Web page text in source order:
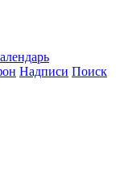
Надписи Поиск